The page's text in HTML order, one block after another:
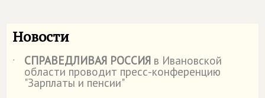
Новости
˙ СПРАВЕДЛИВАЯ РОССИЯ в Ивановской
области проводит пресс-конференцию
"Зарплаты и пенсии"